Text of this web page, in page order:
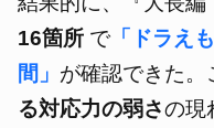
16箇所 で 「ドラえ
間」 が確認できた。
る対応力の弱さの現